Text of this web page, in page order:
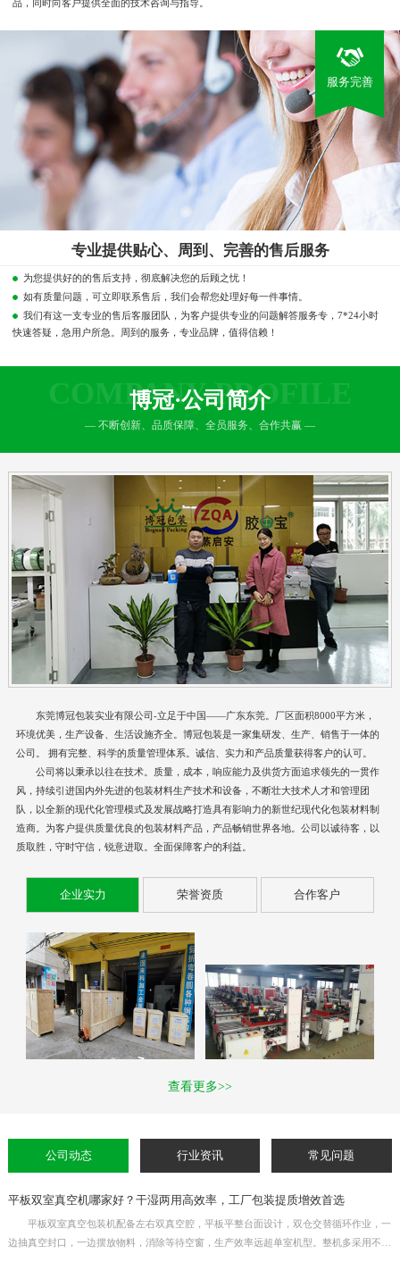
品，同时向客户提供全面的技术咨询与指导。
服务完善
专业提供贴心、周到、完善的售后服务
为您提供好的的售后支持，彻底解决您的后顾之忧！
如有质量问题，可立即联系售后，我们会帮您处理好每一件事情。
我们有这一支专业的售后客服团队，为客户提供专业的问题解答服务专，7*24小时
快速答疑，急用户所急。周到的服务，专业品牌，值得信赖！
COMPANY PROFILE
博冠·公司简介
— 不断创新、品质保障、全员服务、合作共赢 —
东莞博冠包装实业有限公司-立足于中国——广东东莞。厂区面积8000平方米，
环境优美，生产设备、生活设施齐全。博冠包装是一家集研发、生产、销售于一体的
公司。 拥有完整、科学的质量管理体系。诚信、实力和产品质量获得客户的认可。
公司将以秉承以往在技术。质量，成本，响应能力及供货方面追求领先的一贯作
风，持续引进国内外先进的包装材料生产技术和设备，不断壮大技术人才和管理团
队，以全新的现代化管理模式及发展战略打造具有影响力的新世纪现代化包装材料制
造商。为客户提供质量优良的包装材料产品，产品畅销世界各地。公司以诚待客，以
质取胜，守时守信，锐意进取。全面保障客户的利益。
企业实力 荣誉资质 合作客户
查看更多>>
公司动态 行业资讯 常见问题
平板双室真空机哪家好？干湿两用高效率，工厂包装提质增效首选
平板双室真空包装机配备左右双真空腔，平板平整台面设计，双仓交替循环作业，一
边抽真空封口，一边摆放物料，消除等待空窗，生产效率远超单室机型。整机多采用不锈